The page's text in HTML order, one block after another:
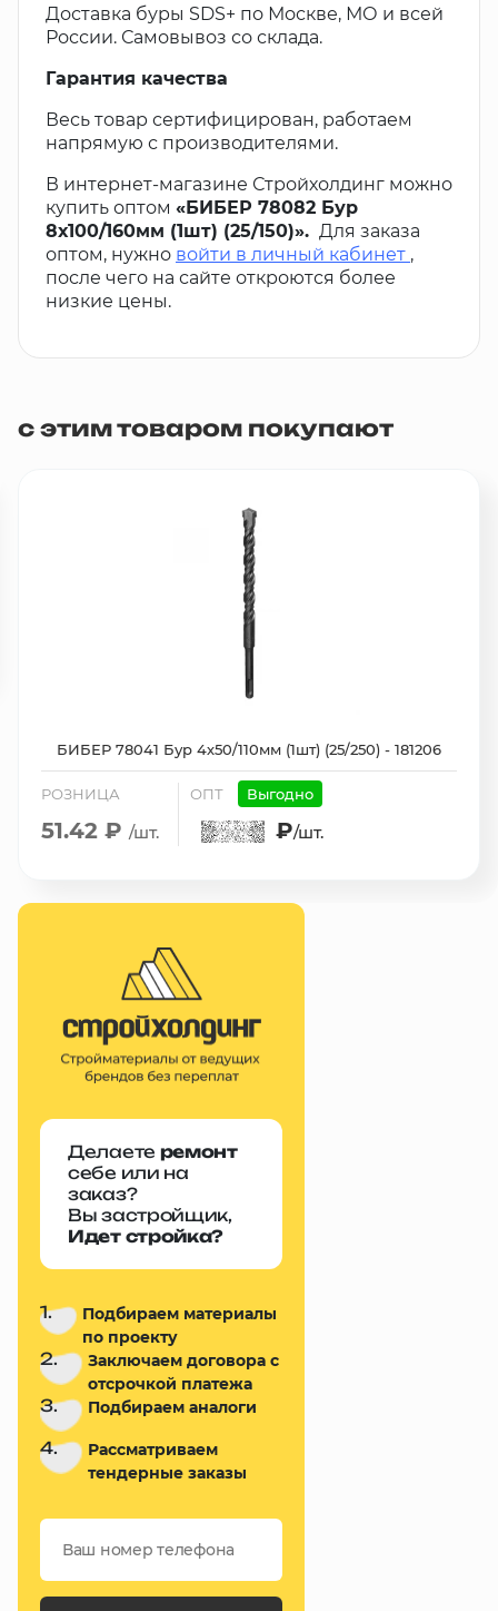
Доставка буры SDS+ по Москве, МО и всей
России. Самовывоз со склада.
Гарантия качества
Весь товар сертифицирован, работаем
напрямую с производителями.
В интернет-магазине Стройхолдинг можно
купить оптом «БИБЕР 78082 Бур
8х100/160мм (1шт) (25/150)». Для заказа
оптом, нужно войти в личный кабинет ,
после чего на сайте откроются более
низкие цены.
с этим товаром покупают
БИБЕР 78041 Бур 4х50/110мм (1шт) (25/250) - 181206
РОЗНИЦА
51.42 ₽ /шт.
ОПТ Выгодно
₽/шт.
Делаете ремонт
себе или на
заказ?
Вы застройщик,
Идет стройка?
1.
Подбираем материалы
по проекту
2.
Заключаем договора с
отсрочкой платежа
3. Подбираем аналоги
4.
Рассматриваем
тендерные заказы